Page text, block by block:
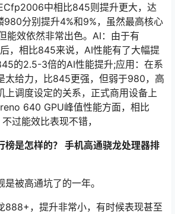
中相比845则提升更大，达
980分别提升4%和9%，虽然最高核心
能效依然非常出色。AI：由于有
，相比845来说，AI性能有了大幅提
的2.5-3倍的AI性能提升;应用：在系
太给力，比845更强，但弱于980，高
上调度设定的关系，正式商用设备上
640 GPU峰值性能方面，相比
过能效比表现不错，
榜是怎样的？ 手机高通骁龙处理器排
被高通坑了的一年。
888+，提升非常小，有时候表现甚至